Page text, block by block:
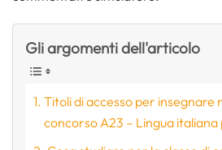
Gli argomenti dell'articolo
Titoli di accesso per insegnare
concorso A23 – Lingua